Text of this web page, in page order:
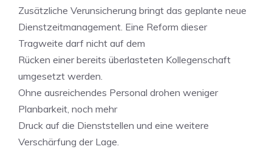
Zusätzliche Verunsicherung bringt das geplante neue
Dienstzeitmanagement. Eine Reform dieser
Tragweite darf nicht auf dem
Rücken einer bereits überlasteten Kollegenschaft
umgesetzt werden.
Ohne ausreichendes Personal drohen weniger
Planbarkeit, noch mehr
Druck auf die Dienststellen und eine weitere
Verschärfung der Lage.